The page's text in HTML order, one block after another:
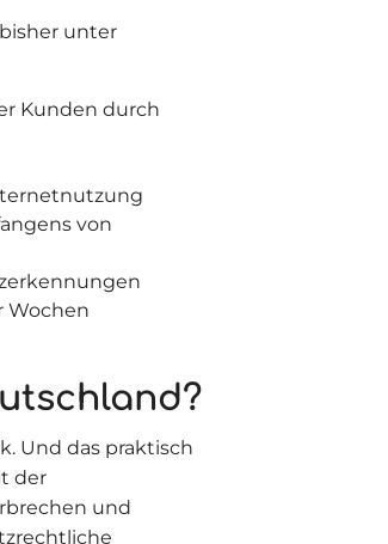
unter
Kunden durch
von
Wochen
Und das praktisch
der
und